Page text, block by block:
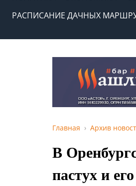
РАСПИСАНИЕ ДАЧНЫХ
Главная Архив
В
пастух и